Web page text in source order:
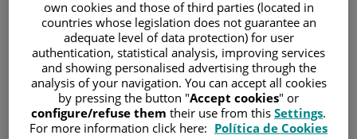
Selector
de
idioma
Inicio /ÁREA DEL PACIENTE
/SOBRE EL CÁNCER
/INFORMACIÓN Y SOPORTE AL PACIENTE
/TIPOS DE CÁNCER /ÁREA DE SARCOMA
/SARCOMA DE PARTES BLANDAS
own cookies and those of third parties (located in
countries whose legislation does not guarantee an
adequate level of data protection) for user
authentication, statistical analysis, improving services
and showing personalised advertising through the
analysis of your navigation. You can accept all cookies
by pressing the button "Accept cookies" or
configure/refuse them their use from this Settings.
For more information click here: Política de Cookies